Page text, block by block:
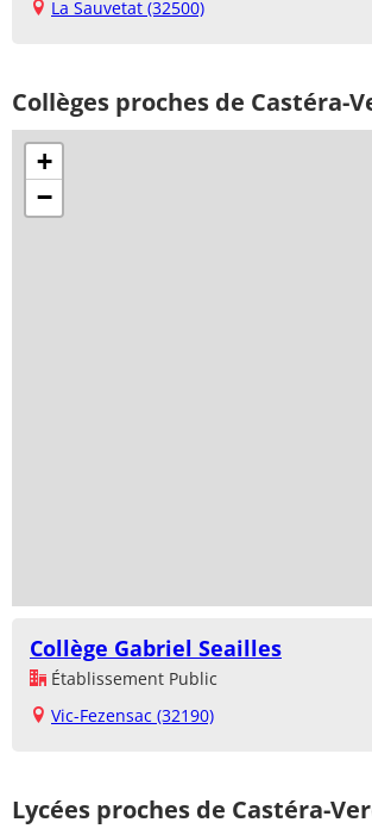
La Sauvetat (32500)
Collèges proches de Castéra-
+
−
Collège Gabriel Seailles
Établissement Public
Vic-Fezensac (32190)
Lycées proches de Castéra-